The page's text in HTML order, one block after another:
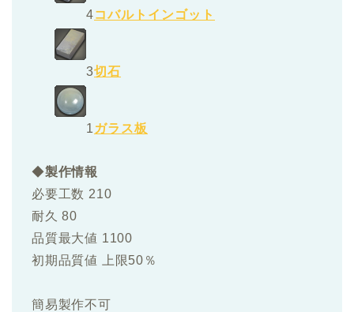
4コバルトインゴット
3切石
1 ガラス板
◆製作情報
必要工数 210
耐久 80
品質最大値 1100
初期品質値 上限50％
簡易製作不可